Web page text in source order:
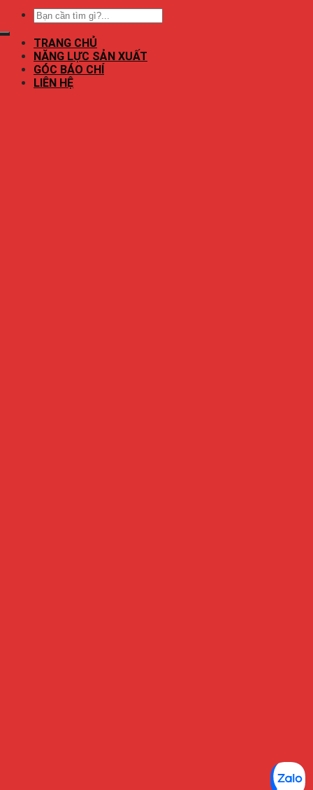
TRANG CHỦ
NĂNG LỰC SẢN XUẤT
GÓC BÁO CHÍ
LIÊN HỆ